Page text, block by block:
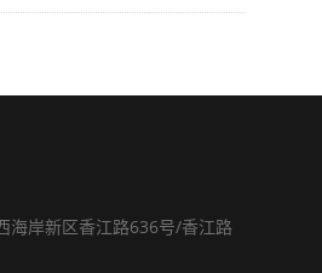
海岸新区香江路636号/香江路